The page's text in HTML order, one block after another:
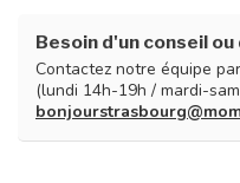
Besoin d'un conseil
Contactez notre équipe
(lundi 14h-19h / mardi-